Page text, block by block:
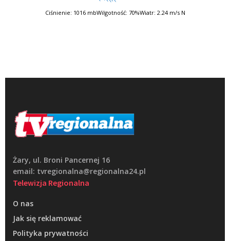
Ciśnienie: 1016 mbWilgotność: 70%Wiatr: 2.24 m/s N
Żary, ul. Broni Pancernej 16
email: tvregionalna@regionalna24.pl
Telewizja Regionalna
O nas
Jak się reklamować
Polityka prywatności